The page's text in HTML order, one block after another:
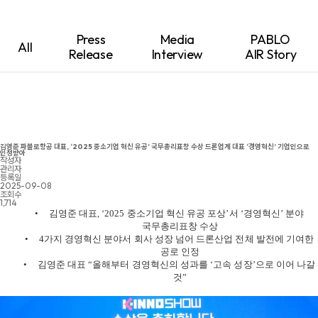
All
Press
Release
Media
Interview
PABLO
AIR Story
김영준 파블로항공 대표, ‘2025 중소기업 혁신 유공’ 국무총리표창 수상 드론업계 대표 ‘경영혁신’ 기업인으로
인정받아
작성자
관리자
등록일
2025-09-08
조회수
1,714
•
김영준 대표, ‘2025 중소기업 혁신 유공 포상’서 ‘경영혁신 ’ 분야
국무총리표창 수상
•
4가지 경영혁신 분야서 회사 성장 넘어 드론산업 전체 발전에 기여한
공로 인정
•
김영준 대표“올해부터 경영혁신의 성과를 ‘고속 성장’으로 이어 나갈
것”